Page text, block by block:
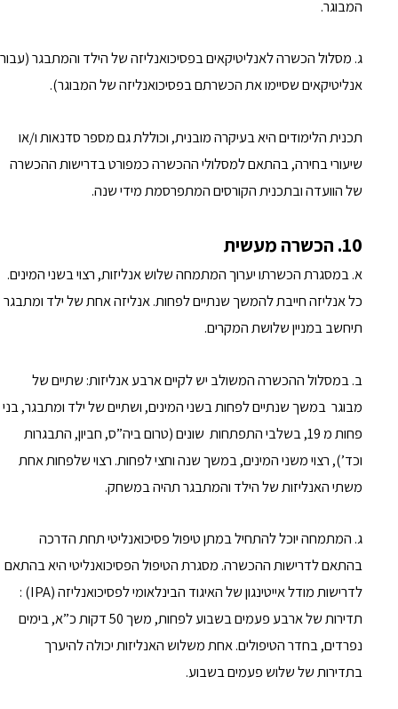
המבוגר.
ג. מסלול הכשרה לאנליטיקאים בפסיכואנליזה של הילד והמתבגר (עבור
אנליטיקאים שסיימו את הכשרתם בפסיכואנליזה של המבוגר).
תכנית הלימודים היא בעיקרה מובנית, וכוללת גם מספר סדנאות ו/או
שיעורי בחירה, בהתאם למסלולי ההכשרה כמפורט בדרישות ההכשרה
של הוועדה ובתכנית הקורסים המתפרסמת מידי שנה.
10. הכשרה מעשית
א. במסגרת הכשרתו יערוך המתמחה שלוש אנליזות, רצוי בשני המינים.
כל אנליזה חייבת להמשך שנתיים לפחות. אנליזה אחת של ילד ומתבגר
תיחשב במניין שלושת המקרים.
ב. במסלול ההכשרה המשולב יש לקיים ארבע אנליזות: שתיים של
מבוגר במשך שנתיים לפחות בשני המינים, ושתיים של ילד ומתבגר, בני
פחות מ 19, בשלבי התפתחות שונים (טרום ביה”ס, חביון, התבגרות
וכד’), רצוי משני המינים, במשך שנה וחצי לפחות. רצוי שלפחות אחת
משתי האנליזות של הילד והמתבגר תהיה במשחק.
ג. המתמחה יוכל להתחיל במתן טיפול פסיכואנליטי תחת הדרכה
בהתאם לדרישות ההכשרה. מסגרת הטיפול הפסיכואנליטי היא בהתאם
לדרישות מודל אייטינגון של האיגוד הבינלאומי לפסיכואנליזה (IPA) :
תדירות של ארבע פעמים בשבוע לפחות, משך 50 דקות כ”א, בימים
נפרדים, בחדר הטיפולים. אחת משלוש האנליזות יכולה להיערך
בתדירות של שלוש פעמים בשבוע.